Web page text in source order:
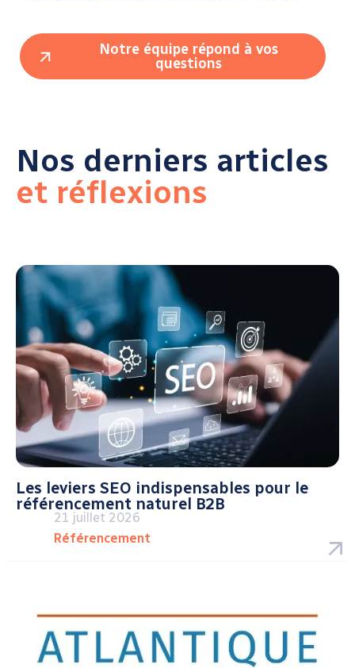
Notre équipe répond à vos
questions
Nos derniers articles
et réflexions
Les leviers SEO indispensables pour le
référencement naturel B2B
21 juillet 2026
Référencement